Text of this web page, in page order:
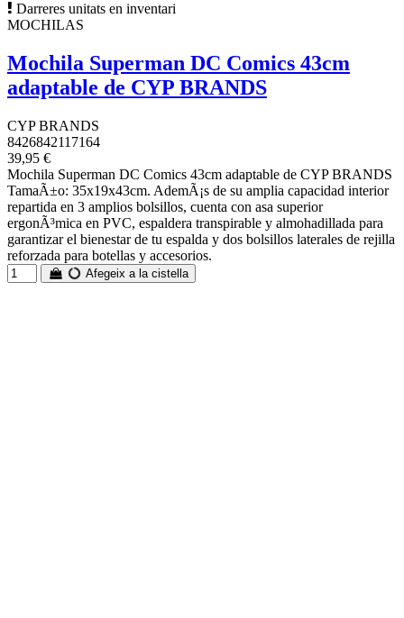
Darreres unitats en inventari
MOCHILAS
Mochila Superman DC Comics 43cm
adaptable de CYP BRANDS
CYP BRANDS
8426842117164
39,95 €
Mochila Superman DC Comics 43cm adaptable de CYP BRANDS
TamaÃ±o: 35x19x43cm. AdemÃ¡s de su amplia capacidad interior
repartida en 3 amplios bolsillos, cuenta con asa superior
ergonÃ³mica en PVC, espaldera transpirable y almohadillada para
garantizar el bienestar de tu espalda y dos bolsillos laterales de rejilla
reforzada para botellas y accesorios.
Afegeix a la cistella